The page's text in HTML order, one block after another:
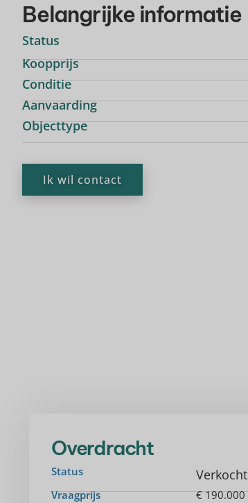
Belangrijke informatie
Status
Koopprijs
Conditie
Aanvaarding
Objecttype
Ik wil contact
Overdracht
Status Verkocht
Vraagprijs
€ 190.000